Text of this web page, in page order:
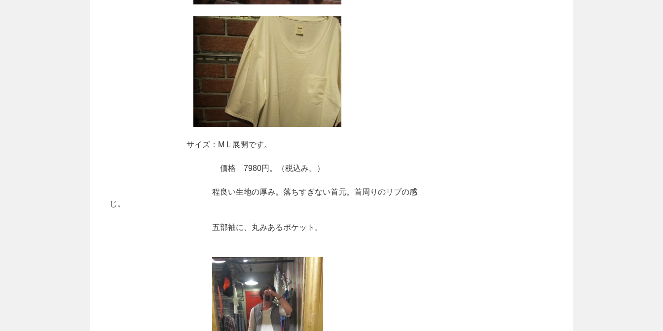
サイズ：M L 展開です。
価格 7980円。（税込み。）
程良い生地の厚み。落ちすぎない首元。首周りのリブの感
じ。
五部袖に、丸みあるポケット。